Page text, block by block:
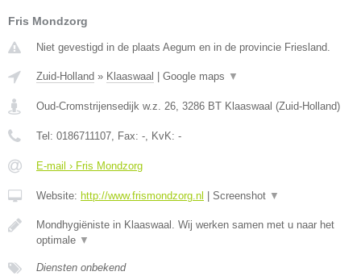
Fris Mondzorg
Niet gevestigd in de plaats Aegum en in de provincie Friesland.
Zuid-Holland » Klaaswaal Google maps ▼
Oud-Cromstrijensedijk w.z. 26, 3286 BT Klaaswaal (Zuid-Holland)
Tel: 0186711107, Fax: -, KvK: -
E-mail › Fris Mondzorg
Website: http://www.frismondzorg.nl Screenshot ▼
Mondhygiëniste in Klaaswaal. Wij werken samen met u naar het
optimale ▼
Diensten onbekend